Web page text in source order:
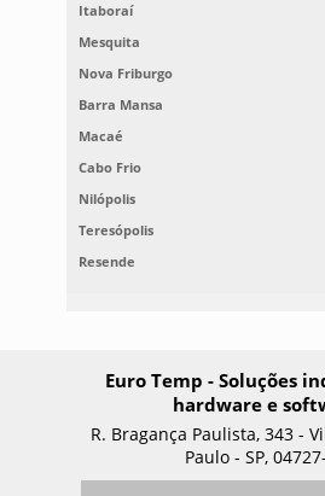
Itaboraí
Mesquita
Nova Friburgo
Barra Mansa
Macaé
Cabo Frio
Nilópolis
Teresópolis
Resende
Euro Temp - Soluções
hardware e
R. Bragança Paulista, 343 -
Paulo - SP,